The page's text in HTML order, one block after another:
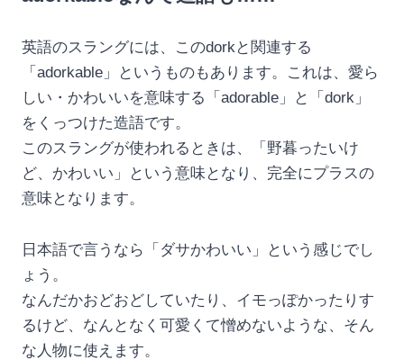
英語のスラングには、このdorkと関連する
「adorkable」というものもあります。これは、愛ら
しい・かわいいを意味する「adorable」と「dork」
をくっつけた造語です。
このスラングが使われるときは、「野暮ったいけ
ど、かわいい」という意味となり、完全にプラスの
意味となります。
日本語で言うなら「ダサかわいい」という感じでし
ょう。
なんだかおどおどしていたり、イモっぽかったりす
るけど、なんとなく可愛くて憎めないような、そん
な人物に使えます。